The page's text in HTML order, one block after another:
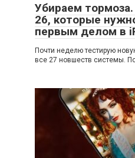
Убираем тормоза.
26, которые
первым делом в
Почти неделю тестирую
все 27 новшеств системы.